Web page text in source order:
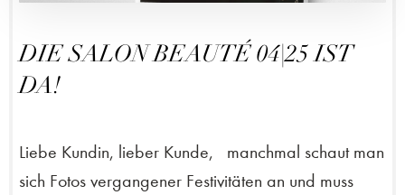
DIE SALON BEAUTÉ 04|25 IST
DA!
Liebe Kundin, lieber Kunde, manchmal schaut man
sich Fotos vergangener Festivitäten an und muss